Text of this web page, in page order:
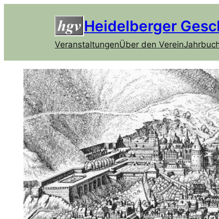
Heidelberger
VeranstaltungenÜber den Verein